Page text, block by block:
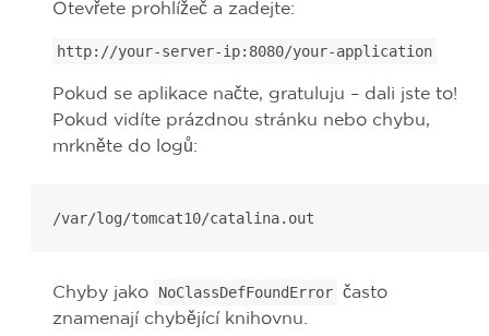
Otevřete prohlížeč a zadejte:
http://your-server-ip:8080/your-application
Pokud se aplikace načte, gratuluju – dali jste to!
Pokud vidíte prázdnou stránku nebo chybu,
mrkněte do logů:
/var/log/tomcat10/catalina.out
Chyby jako NoClassDefFoundError často
znamenají chybějící knihovnu.